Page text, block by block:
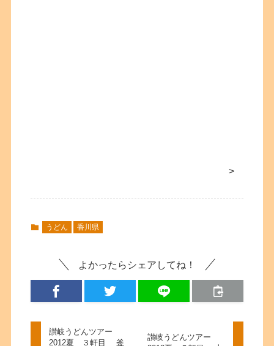
>
うどん 香川県
よかったらシェアしてね！
讃岐うどんツアー
2012夏 ３軒目 釜
讃岐うどんツアー